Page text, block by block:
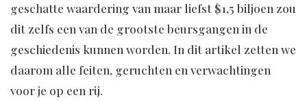
geschatte waardering van maar liefst $1,5 biljoen zou
dit zelfs een van de grootste beursgangen in de
geschiedenis kunnen worden. In dit artikel zetten we
daarom alle feiten, geruchten en verwachtingen
voor je op een rij.